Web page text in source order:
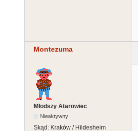
Montezuma
Młodszy Atarowiec
Nieaktywny
Skąd: Kraków / Hildesheim